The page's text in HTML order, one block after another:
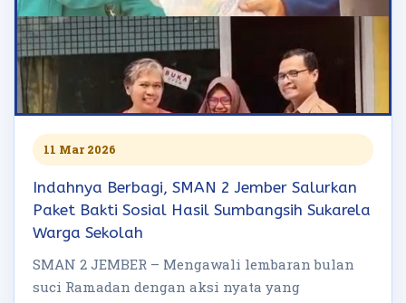
11 Mar 2026
Indahnya Berbagi, SMAN 2 Jember Salurkan
Paket Bakti Sosial Hasil Sumbangsih Sukarela
Warga Sekolah
SMAN 2 JEMBER – Mengawali lembaran bulan
suci Ramadan dengan aksi nyata yang